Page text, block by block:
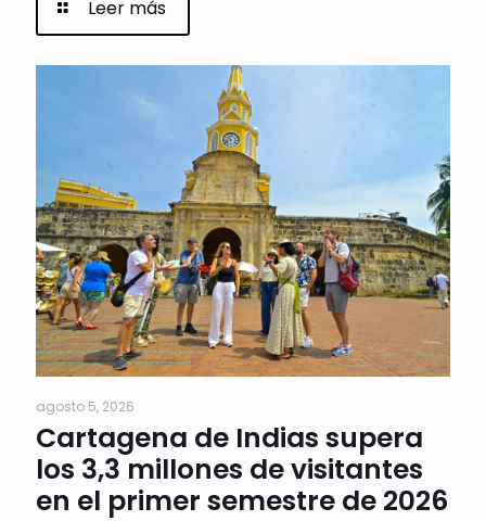
Leer más
agosto 5, 2026
Cartagena de Indias supera
los 3,3 millones de visitantes
en el primer semestre de 2026